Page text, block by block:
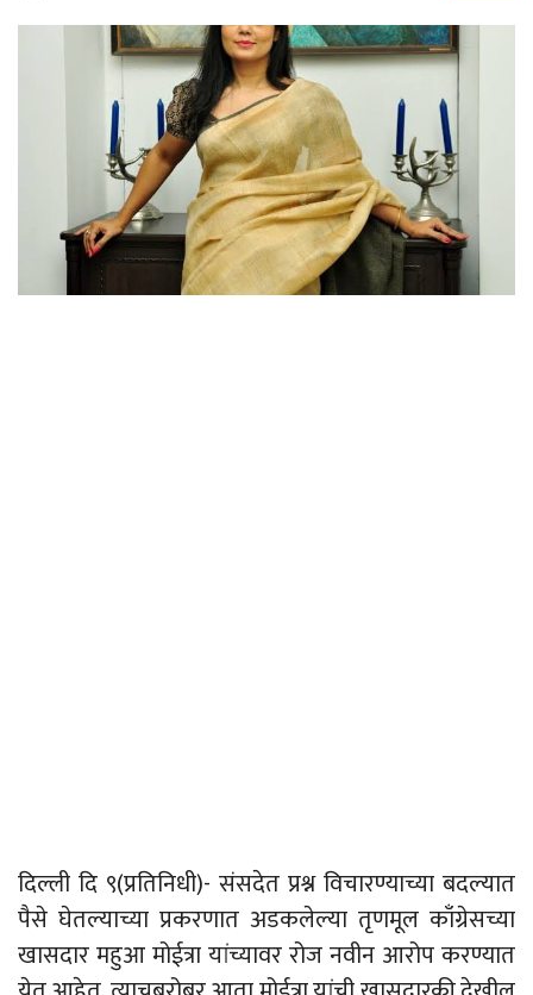
दिल्ली दि ९(प्रतिनिधी)- संसदेत प्रश्न विचारण्याच्या बदल्यात
पैसे घेतल्याच्या प्रकरणात अडकलेल्या तृणमूल काँग्रेसच्या
खासदार महुआ मोईत्रा यांच्यावर रोज नवीन आरोप करण्यात